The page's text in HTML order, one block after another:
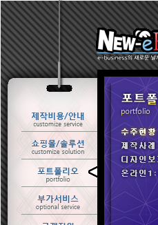
ㆍ 수주현황
ㆍ 제작사례